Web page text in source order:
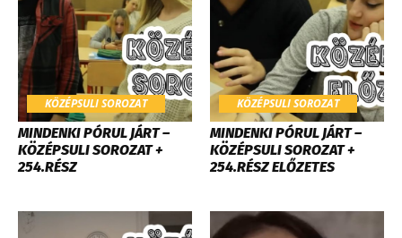
KÖZÉPSULI SOROZAT
MINDENKI PÓRUL JÁRT –
KÖZÉPSULI SOROZAT +
254.RÉSZ
KÖZÉPSULI SOROZAT
MINDENKI PÓRUL JÁRT –
KÖZÉPSULI SOROZAT +
254.RÉSZ ELŐZETES